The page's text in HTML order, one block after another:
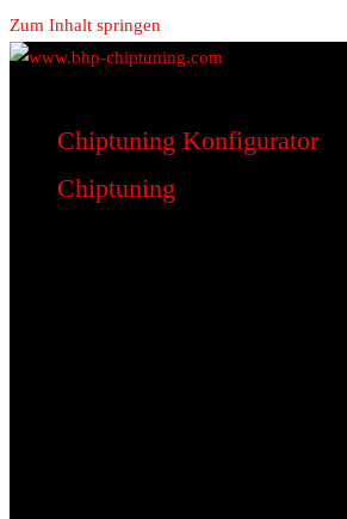
Zum Inhalt springen
www.bhp-chiptuning.com
BHP Motorsport
Chiptuning Konfigurator
Chiptuning